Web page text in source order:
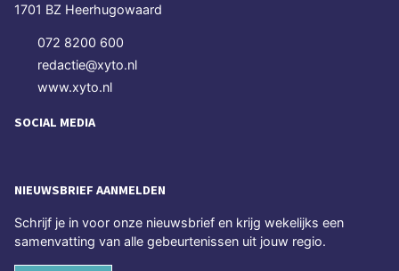
1701 BZ Heerhugowaard
072 8200 600
redactie@xyto.nl
www.xyto.nl
SOCIAL MEDIA
NIEUWSBRIEF AANMELDEN
Schrijf je in voor onze nieuwsbrief en krijg wekelijks een
samenvatting van alle gebeurtenissen uit jouw regio.